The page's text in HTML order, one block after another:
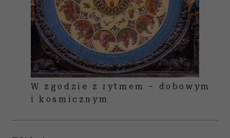
W zgodzie z rytmem – dobowym
i kosmicznym